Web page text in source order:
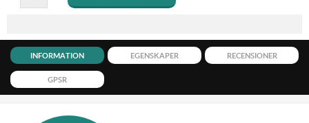
INFORMATION EGENSKAPER RECENSIONER
GPSR